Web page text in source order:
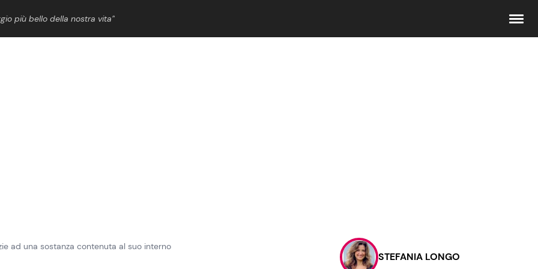
più bello della nostra vita”
Contattaci
Pubblicità
ad una sostanza contenuta al suo interno
STEFANIA LONGO